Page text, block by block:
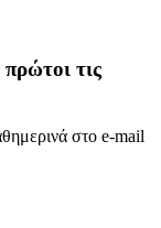
τις
στο e-mail